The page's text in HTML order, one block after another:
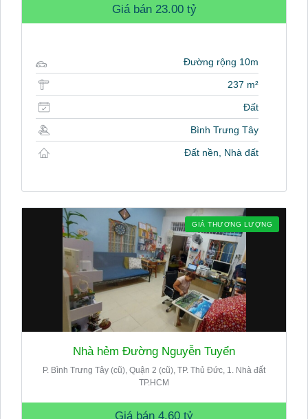
Giá bán 23.00 tỷ
Đường rộng 10m
237 m²
Đất
Bình Trưng Tây
Đất nền, Nhà đất
GIÁ THƯƠNG LƯỢNG
Nhà hẻm Đường Nguyễn Tuyển
P. Bình Trưng Tây (cũ), Quận 2 (cũ), TP. Thủ Đức, 1. Nhà đất
TP.HCM
Giá bán 4.60 tỷ